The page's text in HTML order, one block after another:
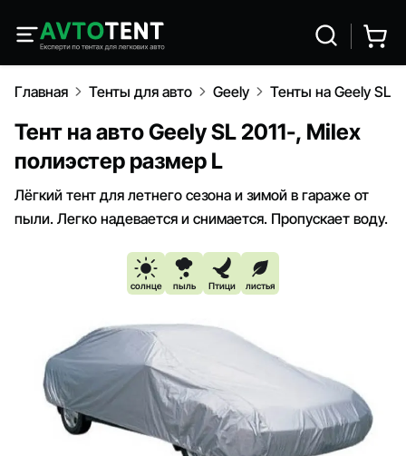
Главная Тенты для авто Geely Тенты на Geely SL
Тент на авто Geely SL 2011-, Milex
полиэстер размер L
Лёгкий тент для летнего сезона и зимой в гараже от
пыли. Легко надевается и снимается. Пропускает воду.
солнце пыль Птици листья